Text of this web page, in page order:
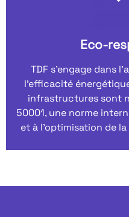
Eco-
TDF s’engage dans
l’efficacité
infrastructures sont
50001, une norme
et à l’optimisation de